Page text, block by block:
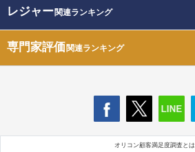
レジャー関連ランキング
専門家評価関連ランキング
オリコン顧客満足度調査とは